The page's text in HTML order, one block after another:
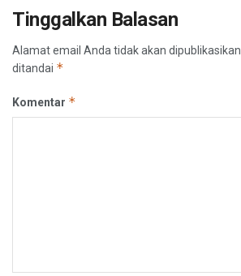
Tinggalkan Balasan
Alamat email Anda tidak akan dipublikasikan.
ditandai *
Komentar *